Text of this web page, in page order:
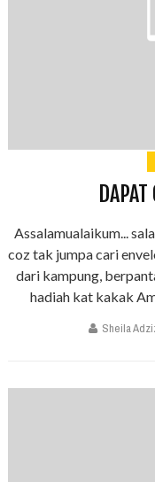
Assalamualaikum...
coz tak jumpa cari
dari kampung,
hadiah kat kakak
Sheila